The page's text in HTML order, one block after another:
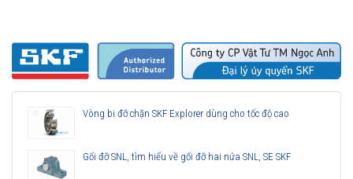
Vòng bi đỡ chặn SKF Explorer dùng cho tốc độ cao
Gối đỡ SNL, tìm hiểu về gối đỡ hai nửa SNL, SE SKF